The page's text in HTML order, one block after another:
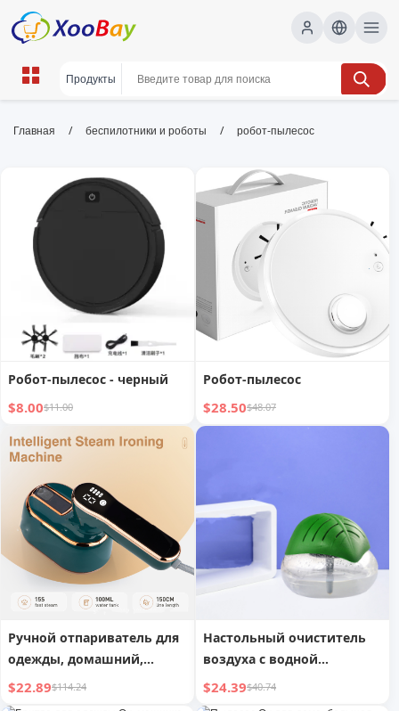
робот-пылесос | XOOBAY B2B/B2C
робот-пылесос, уборка дома, умный дом,
wholesale робот-пылесос, XOOBAY
Наслаждайтесь чистотой без усилий — робот-пылесос
эффективное решение для быстрой уборки дома.
Главная / беспилотники и роботы / робот-пылесос
Робот-пылесос - черный
$8.00$11.00
Робот-пылесос
$28.50$48.07
Ручной отпариватель для
одежды, домашний,
дорожный, машина для
глажки
$22.89$114.24
Настольный очиститель
воздуха с водной
промывкой, простой в
использовании,
$24.39$40.74